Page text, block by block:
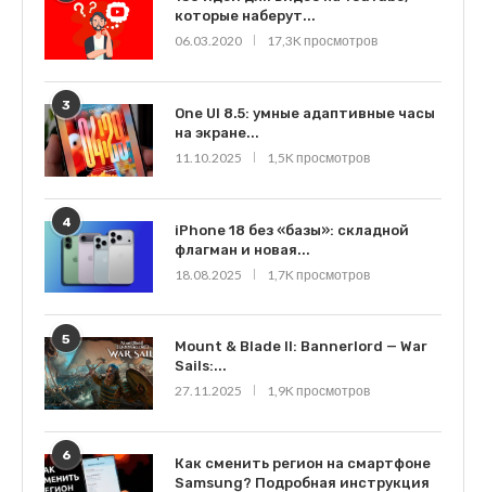
которые наберут...
06.03.2020
17,3K просмотров
3
One UI 8.5: умные адаптивные часы
на экране...
11.10.2025
1,5K просмотров
4
iPhone 18 без «базы»: складной
флагман и новая...
18.08.2025
1,7K просмотров
5
Mount & Blade II: Bannerlord — War
Sails:...
27.11.2025
1,9K просмотров
6
Как сменить регион на смартфоне
Samsung? Подробная инструкция